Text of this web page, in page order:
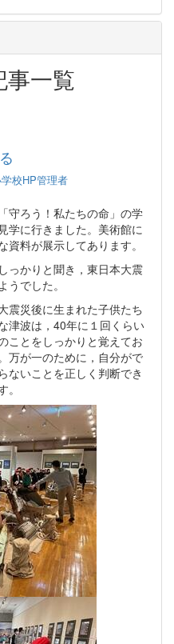
一覧
校HP管理者
守ろう！私たちの命」の学
学に行きました。美術館に
料が展示してあります。
っかりと聞き，東日本大震
でした。
震災後に生まれた子供たち
津波は，40年に１回くらい
ことをしっかりと覚えてお
万が一のために，自分がで
ないことを正しく判断でき